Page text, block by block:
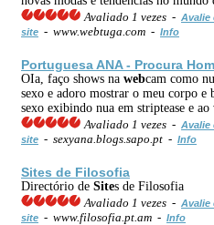
Avaliado 1 vezes - Avalie
site - www.webtuga.com - Info
Portuguesa ANA - Procura
OIa, faço shows na webcam como
sexo e adoro mostrar o meu corpo
sexo exibindo nua em striptease e
Avaliado 1 vezes - Avalie
site - sexyana.blogs.sapo.pt - Info
Sites de Filosofia
Directório de Sites de Filosofia
Avaliado 1 vezes - Avalie
site - www.filosofia.pt.am - Info